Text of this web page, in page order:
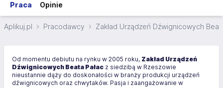
Praca Opinie
Aplikuj.pl Pracodawcy Zakład Urządzeń Dźwignicowych
Od momentu debiutu na rynku w 2005 roku, Zakład Urządzeń
Dźwignicowych Beata Pałac z siedzibą w Rzeszowie
nieustannie dąży do doskonałości w branży produkcji urządzeń
dźwignicowych oraz chwytaków. Pasja i zaangażowanie w